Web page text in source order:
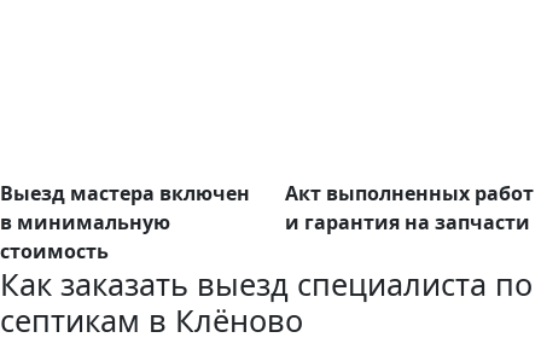
Выезд мастера включен
в минимальную
стоимость
Акт выполненных работ
и гарантия на запчасти
Как заказать выезд специалиста по
септикам в Клёново